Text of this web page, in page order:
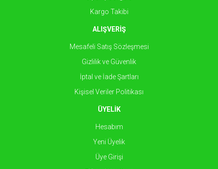
Kargo Takibi
ALIŞVERİŞ
Mesafeli Satış Sözleşmesi
Gizlilik ve Güvenlik
İptal ve İade Şartları
Kişisel Veriler Politikası
ÜYELİK
Hesabım
Yeni Üyelik
Üye Girişi